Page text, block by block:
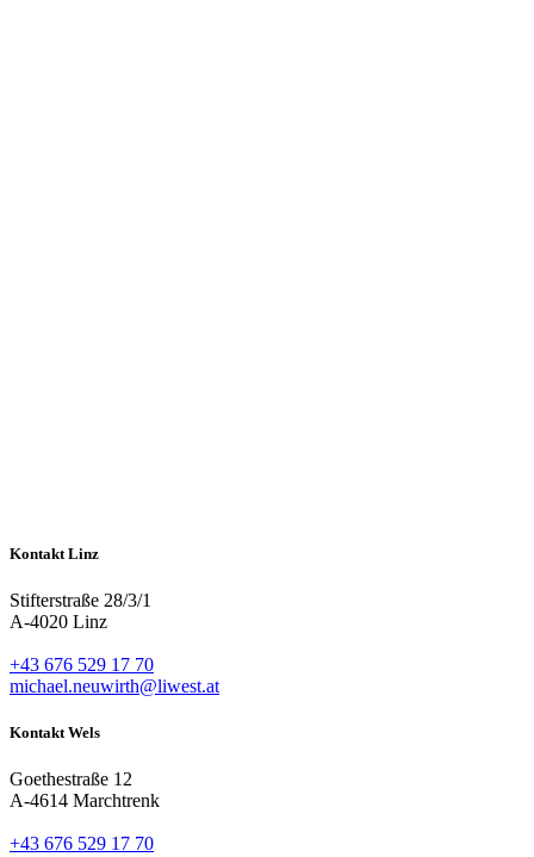
Kontakt Linz
Stifterstraße 28/3/1
A-4020 Linz
+43 676 529 17 70
michael.neuwirth@liwest.at
Kontakt Wels
Goethestraße 12
A-4614 Marchtrenk
+43 676 529 17 70